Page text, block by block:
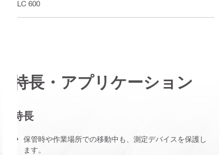
PLC 600
特長・アプリケーション
特長
保管時や作業場所での移動中も、測定デバイスを保護し
ます。